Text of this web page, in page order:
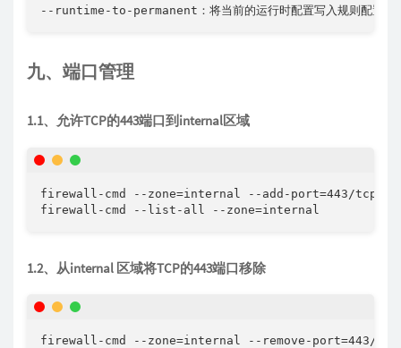
--runtime-to-permanent：将当前的运行时配置写入规则配置文
九、端口管理
1.1、允许TCP的443端口到internal区域
firewall-cmd --zone=internal --add-port=443/tcp
firewall-cmd --list-all --zone=internal
1.2、从internal 区域将TCP的443端口移除
firewall-cmd --zone=internal --remove-port=443/tcp